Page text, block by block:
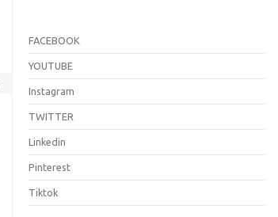
FACEBOOK
YOUTUBE
Instagram
TWITTER
Linkedin
Pinterest
Tiktok